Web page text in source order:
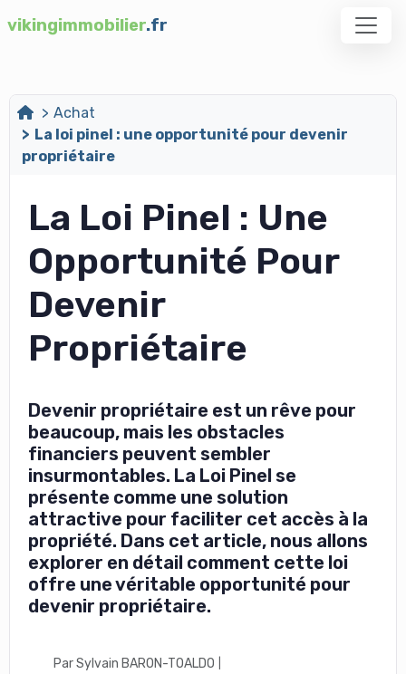
vikingimmobilier.fr
Achat
La loi pinel : une opportunité pour devenir
propriétaire
La Loi Pinel : Une
Opportunité Pour
Devenir
Propriétaire
Devenir propriétaire est un rêve pour
beaucoup, mais les obstacles
financiers peuvent sembler
insurmontables. La Loi Pinel se
présente comme une solution
attractive pour faciliter cet accès à la
propriété. Dans cet article, nous allons
explorer en détail comment cette loi
offre une véritable opportunité pour
devenir propriétaire.
Par Sylvain BARON-TOALDO